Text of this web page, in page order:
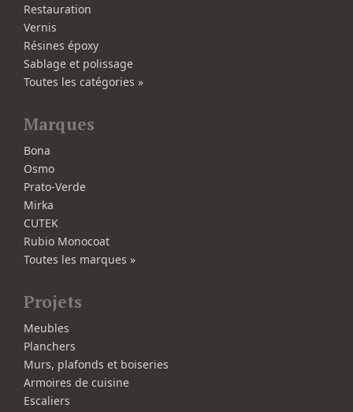
Restauration
Vernis
Résines époxy
Sablage et polissage
Toutes les catégories »
Marques
Bona
Osmo
Prato-Verde
Mirka
CUTEK
Rubio Monocoat
Toutes les marques »
Projets
Meubles
Planchers
Murs, plafonds et boiseries
Armoires de cuisine
Escaliers